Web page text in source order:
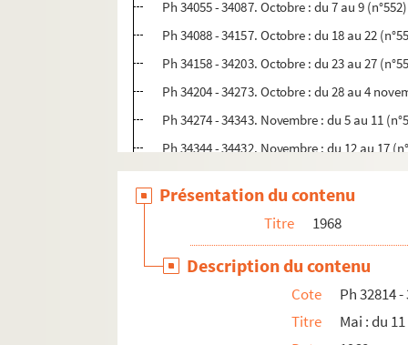
Ph 34055 - 34087. Octobre : du 7 au 9 (n°552)
Ph 34088 - 34157. Octobre : du 18 au 22
Ph 34158 - 34203. Octobre : du 23 au 27
Ph 34204 - 34273. Octobre : du 28 au 4
Ph 34274 - 34343. Novembre : du 5 au 11
Ph 34344 - 34432. Novembre : du 12 au 17
Ph 34433 - 34477. Novembre : du 18 au 25
Ph 34478 - 34530. Novembre : du 26 au 1er
Ph 34531 - 34589. Décembre : du 2 au 9
Ph 34590 - 34640. Décembre : du 10 au 15
Ph 34641 - 34713. Décembre : du 16 au 23
Ph 34714 - 34780. Décembre : du 24 au 29
Présentation du contenu
Titre 1968
Description du contenu
Cote
Ph 32814 -
Titre
Mai : du